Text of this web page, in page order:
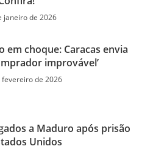
janeiro de 2026
em choque: Caracas envia
improvável’
fevereiro de 2026
a Maduro após prisão
Unidos